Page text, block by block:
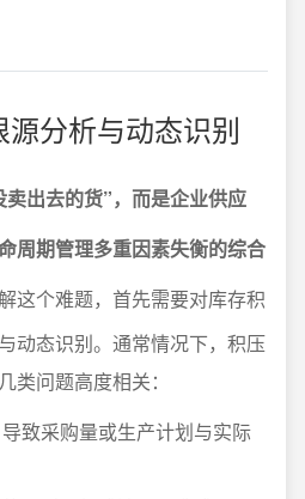
分析与动态识别
出去的货”，而是企业供应
周期管理多重因素失衡的综合
这个难题，首先需要对库存积
动态识别。通常情况下，积压
类问题高度相关：
致采购量或生产计划与实际